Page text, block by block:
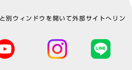
別ウィンドウを開いて外部サイトへリン